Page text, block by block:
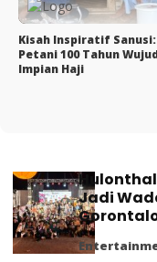
Kisah Inspiratif Sanusi:
Petani 100 Tahun
Impian Haji
Jadi